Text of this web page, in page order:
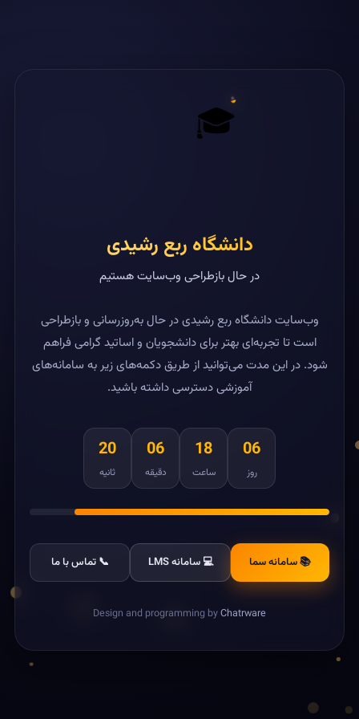
🎓
دانشگاه ربع رشیدی
در حال بازطراحی وب‌سایت هستیم
وب‌سایت دانشگاه ربع رشیدی در حال به‌روزرسانی و بازطراحی
است تا تجربه‌ای بهتر برای دانشجویان و اساتید گرامی فراهم
شود. در این مدت می‌توانید از طریق دکمه‌های زیر به سامانه‌های
آموزشی دسترسی داشته باشید.
06
روز
18
ساعت
06
دقیقه
20
ثانیه
📚 سامانه سما 💻 سامانه LMS 📞 تماس با ما
Design and programming byChatrware